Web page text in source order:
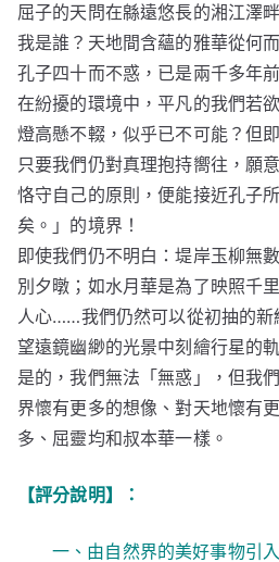
屈子的天問在緜遠悠長的湘江澤
我是誰？天地間含蘊的雅華從何
孔子四十而不惑，已是兩千多年
在紛擾的環境中，平凡的我們若
燈高懸不輟，似乎已不可能？但
只要我們仍對真理抱持嚮往，願
恪守自己的原則，便能接近孔子
矣。」的境界！
即使我們仍不明白：堤岸玉柳無
別夕暾；如水月華是為了映照千
人心……我們仍然可以從初抽的新
望遠鏡幽緲的光景中刻繪行星的
是的，我們無法「無惑」，但我
界懷有更多的想像、對天地懷有
多、屈靈均和叔本華一樣。
【評分說明】：
一、由自然界的美好事物引